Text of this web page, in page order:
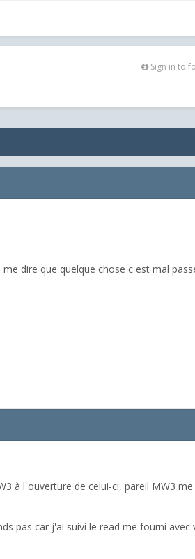
Sign in to
dire que quelque chose c est mal
à l ouverture de celui-ci, pareil MW3
pas car j'ai suivi le read me fourni